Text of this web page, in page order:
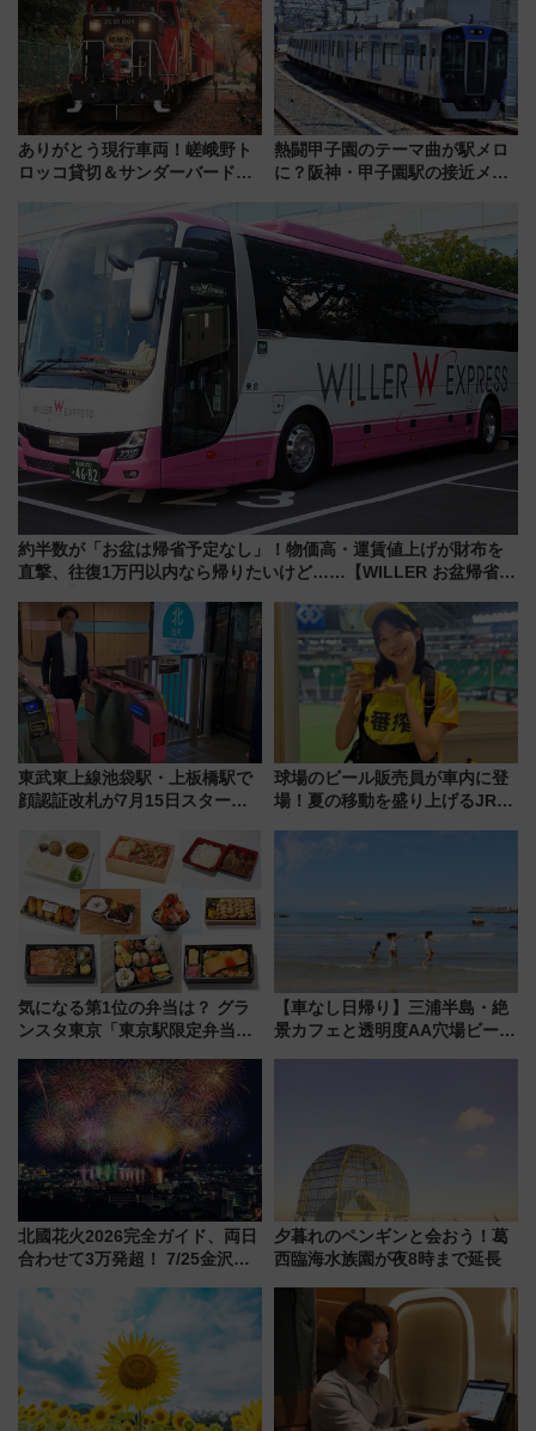
ありがとう現行車両！嵯峨野ト
ロッコ貸切＆サンダーバードレ
斉藤雪乃＆福原トシヒロと行
く！9月13日「京都の鉄道満喫
ツアー」開催
熱闘甲子園のテーマ曲が駅メロ
に？阪神・甲子園駅の接近メロ
谷実アレンジの特別仕様へ、8月
5日始発から
約半数が「お盆は帰省予定なし」！物価高・運賃値上げが財布を
直撃、往復1万円以内なら帰りたいけど……【WILLER お盆帰省動
東武東上線池袋駅・上板橋駅で
顔認証改札が7月15日スター
でシームレスに
球場のビール販売員が車内に登
場！夏の移動を盛り上げるJR九
月7日限定 ソフトバンクホーク
気になる第1位の弁当は？ グラ
ンスタ東京「東京駅限定弁当
【車なし日帰り】三浦半島・絶
景カフェと透明度AA穴場ビーチ
北國花火2026完全ガイド、両日
合わせて3万発超！ 7/25金沢大
会の日程・アクセス・観覧席ま
とめ（石川県）
夕暮れのペンギンと会おう！葛
西臨海水族園が夜8時まで延長